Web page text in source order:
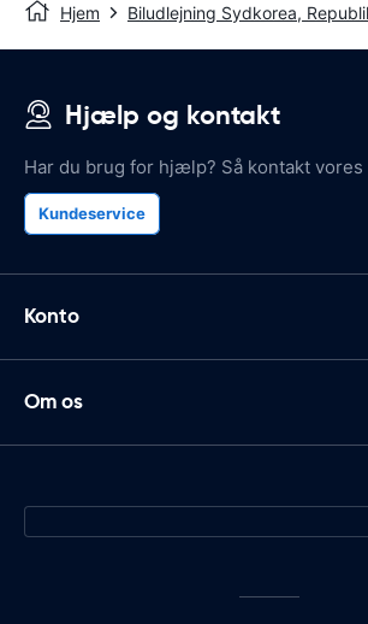
Hjem Biludlejning Sydkorea,
Hjælp og kontakt
Har du brug for hjælp? Så kontakt
Kundeservice
Konto
Om os